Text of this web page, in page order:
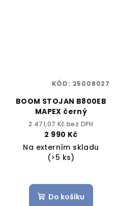
BOOM STOJAN B800EB
MAPEX černý
2 471,07 Kč bez DPH
2 990 Kč
Na externím skladu
(>5 ks)
Do košíku
KÓD: 25008027